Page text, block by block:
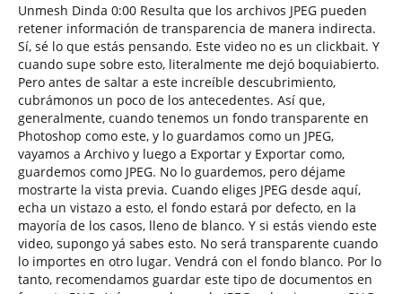
Unmesh Dinda 0:00 Resulta que los archivos JPEG pueden
retener información de transparencia de manera indirecta.
Sí, sé lo que estás pensando. Este video no es un clickbait. Y
cuando supe sobre esto, literalmente me dejó boquiabierto.
Pero antes de saltar a este increíble descubrimiento,
cubrámonos un poco de los antecedentes. Así que,
generalmente, cuando tenemos un fondo transparente en
Photoshop como este, y lo guardamos como un JPEG,
vayamos a Archivo y luego a Exportar y Exportar como,
guardemos como JPEG. No lo guardemos, pero déjame
mostrarte la vista previa. Cuando eliges JPEG desde aquí,
echa un vistazo a esto, el fondo estará por defecto, en la
mayoría de los casos, lleno de blanco. Y si estás viendo este
video, supongo yá sabes esto. No será transparente cuando
lo importes en otro lugar. Vendrá con el fondo blanco. Por lo
tanto, recomendamos guardar este tipo de documentos en